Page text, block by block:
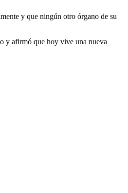
y que ningún otro órgano de su
y afirmó que hoy vive una nueva